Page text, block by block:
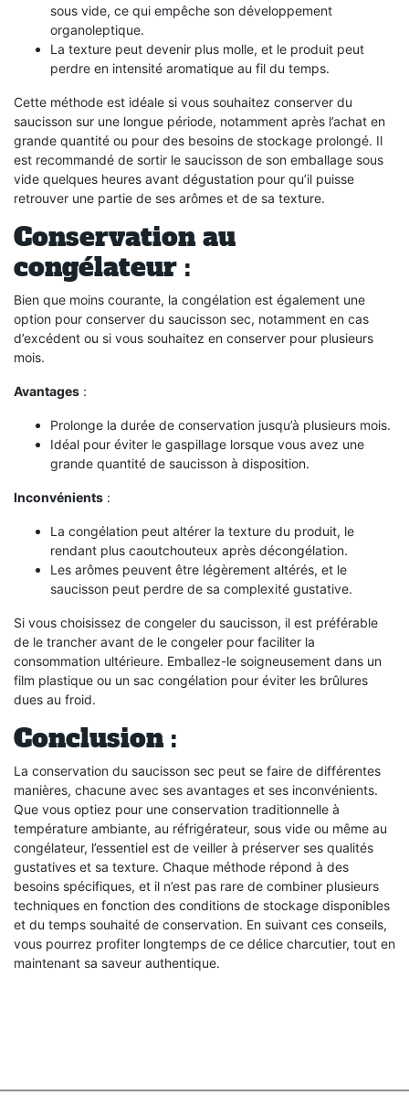
sous vide, ce qui empêche son développement
organoleptique.
La texture peut devenir plus molle, et le produit peut
perdre en intensité aromatique au fil du temps.
Cette méthode est idéale si vous souhaitez conserver du
saucisson sur une longue période, notamment après l’achat en
grande quantité ou pour des besoins de stockage prolongé. Il
est recommandé de sortir le saucisson de son emballage sous
vide quelques heures avant dégustation pour qu’il puisse
retrouver une partie de ses arômes et de sa texture.
Conservation au
congélateur :
Bien que moins courante, la congélation est également une
option pour conserver du saucisson sec, notamment en cas
d’excédent ou si vous souhaitez en conserver pour plusieurs
mois.
Avantages :
Prolonge la durée de conservation jusqu’à plusieurs mois.
Idéal pour éviter le gaspillage lorsque vous avez une
grande quantité de saucisson à disposition.
Inconvénients :
La congélation peut altérer la texture du produit, le
rendant plus caoutchouteux après décongélation.
Les arômes peuvent être légèrement altérés, et le
saucisson peut perdre de sa complexité gustative.
Si vous choisissez de congeler du saucisson, il est préférable
de le trancher avant de le congeler pour faciliter la
consommation ultérieure. Emballez-le soigneusement dans un
film plastique ou un sac congélation pour éviter les brûlures
dues au froid.
Conclusion :
La conservation du saucisson sec peut se faire de différentes
manières, chacune avec ses avantages et ses inconvénients.
Que vous optiez pour une conservation traditionnelle à
température ambiante, au réfrigérateur, sous vide ou même au
congélateur, l’essentiel est de veiller à préserver ses qualités
gustatives et sa texture. Chaque méthode répond à des
besoins spécifiques, et il n’est pas rare de combiner plusieurs
techniques en fonction des conditions de stockage disponibles
et du temps souhaité de conservation. En suivant ces conseils,
vous pourrez profiter longtemps de ce délice charcutier, tout en
maintenant sa saveur authentique.